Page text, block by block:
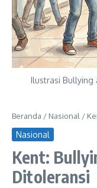
Ilustrasi Bullying
Beranda / Nasional /
Nasional
Kent:
Ditoleransi